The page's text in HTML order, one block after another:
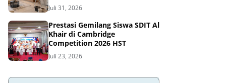
Juli 31, 2026
Prestasi Gemilang Siswa SDIT Al
Khair di Cambridge
Competition 2026 HST
Juli 23, 2026